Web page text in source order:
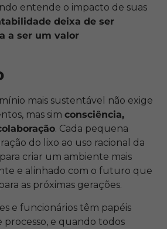
entende o impacto de suas
deixa de ser
a ser um valor
mais sustentável não exige
mas sim consciência,
. Cada pequena
do lixo ao uso racional da
criar um ambiente mais
e alinhado com o futuro que
as próximas gerações.
e funcionários têm papéis
processo, e quando todos